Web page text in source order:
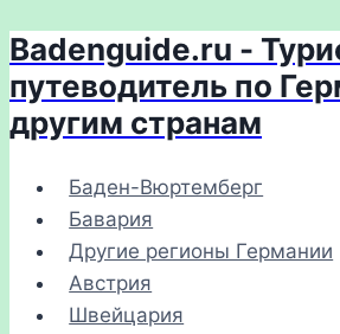
Перейти
к
содержимому
Badenguide.ru -
путеводитель по
другим странам
Баден-Вюртемберг
Бавария
Другие регионы Германии
Австрия
Швейцария